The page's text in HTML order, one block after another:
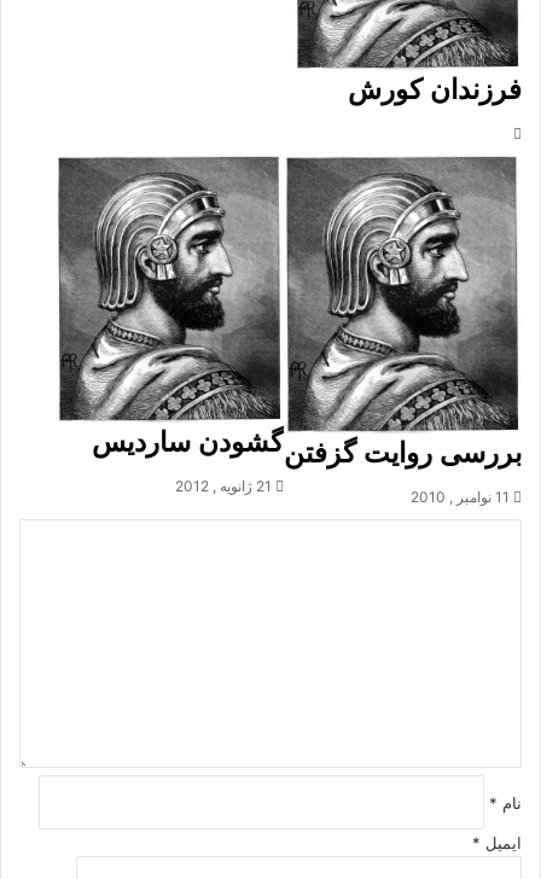
فرزندان کورش
بررسی روایت گزفتن
11 نوامبر , 2010
گشودن ساردیس
21 ژانویه , 2012
نام *
ایمیل *